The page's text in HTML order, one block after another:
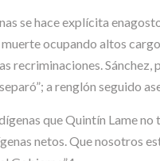
se hace explícita
ocupando altos
recriminaciones.
a renglón seguido
que Quintín Lame
netos. Que nosotros